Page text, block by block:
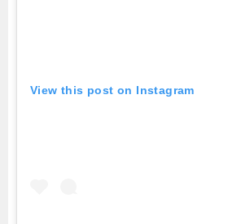
View this post on Instagram